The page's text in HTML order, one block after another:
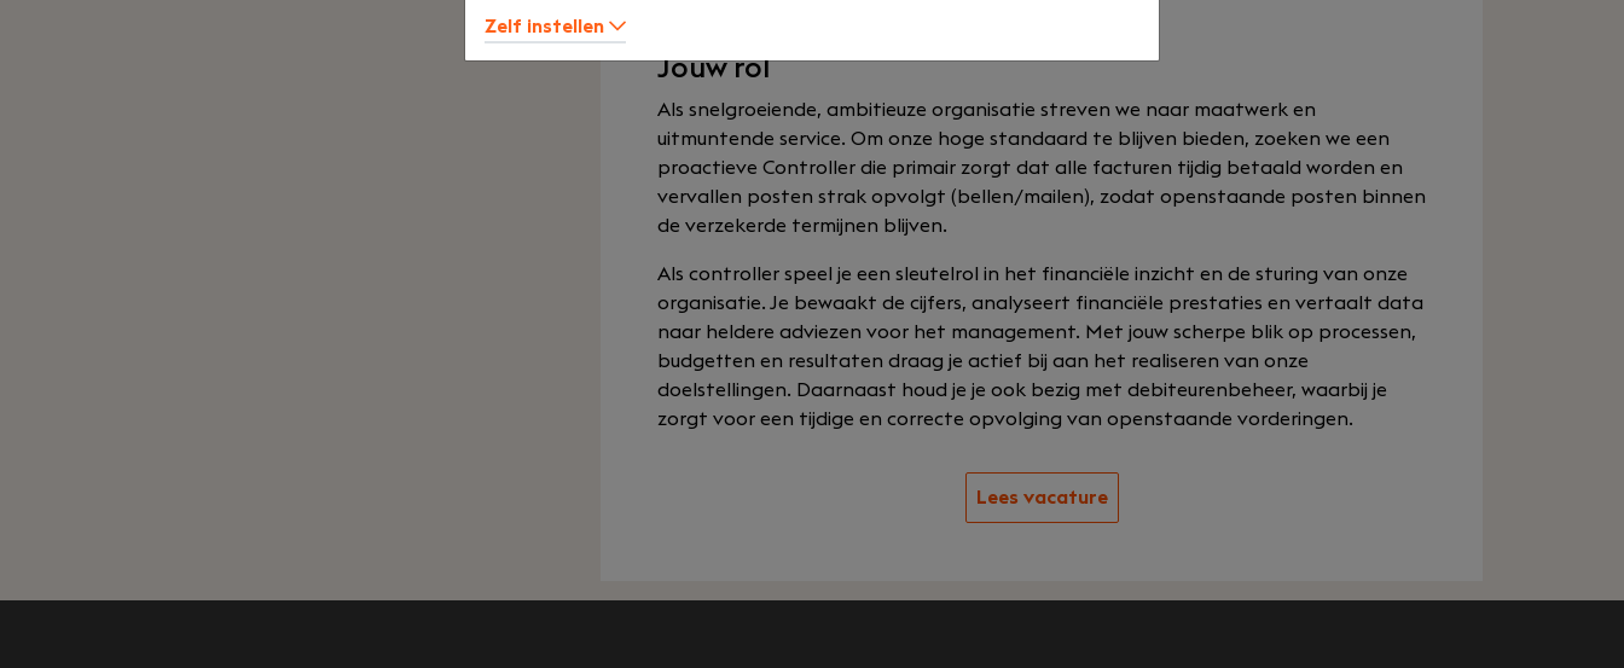
Jouw rol
Als snelgroeiende, ambitieuze organisatie streven we naar maatwerk en
uitmuntende service. Om onze hoge standaard te blijven bieden, zoeken we een
proactieve Controller die primair zorgt dat alle facturen tijdig betaald worden en
vervallen posten strak opvolgt (bellen/mailen), zodat openstaande posten binnen
de verzekerde termijnen blijven.
Als controller speel je een sleutelrol in het financiële inzicht en de sturing van onze
organisatie. Je bewaakt de cijfers, analyseert financiële prestaties en vertaalt data
naar heldere adviezen voor het management. Met jouw scherpe blik op processen,
budgetten en resultaten draag je actief bij aan het realiseren van onze
doelstellingen. Daarnaast houd je je ook bezig met debiteurenbeheer, waarbij je
zorgt voor een tijdige en correcte opvolging van openstaande vorderingen.
Lees vacature
Zelf instellen